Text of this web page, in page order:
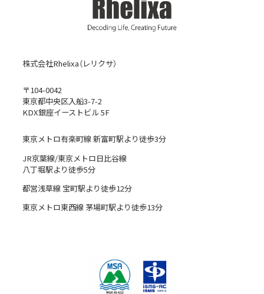
株式会社Rhelixa（レリクサ）
〒104-0042
東京都中央区入船3-7-2
KDX銀座イーストビル 5F
東京メトロ有楽町線 新富町駅より徒歩3分
JR京葉線/東京メトロ日比谷線
八丁堀駅より徒歩5分
都営浅草線 宝町駅より徒歩12分
東京メトロ東西線 茅場町駅より徒歩13分